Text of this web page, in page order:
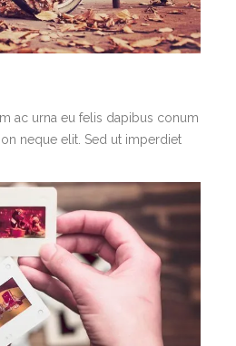
ac urna eu felis dapibus conum
neque elit. Sed ut imperdiet